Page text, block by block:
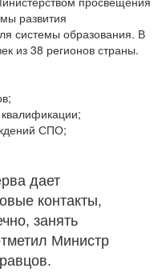
развития
системы образования. В
из 38 регионов страны.
СПО;
дает
контакты,
занять
Министр